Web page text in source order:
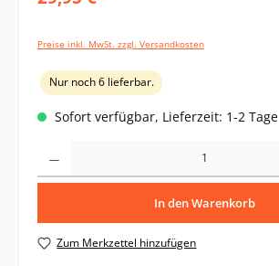
Preise inkl. MwSt. zzgl. Versandkosten
Nur noch 6 lieferbar.
Sofort verfügbar, Lieferzeit: 1-2 Tage
In den Warenkorb
Zum Merkzettel hinzufügen